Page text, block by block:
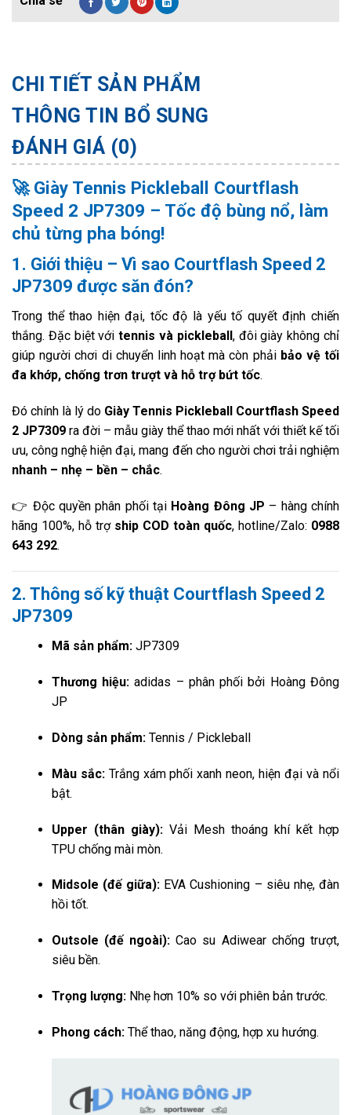
CHI TIẾT SẢN PHẨM
THÔNG TIN BỔ SUNG
ĐÁNH GIÁ (0)
🚀 Giày Tennis Pickleball Courtflash
Speed 2 JP7309 – Tốc độ bùng nổ, làm
chủ từng pha bóng!
1. Giới thiệu – Vì sao Courtflash Speed 2
JP7309 được săn đón?
Trong thể thao hiện đại, tốc độ là yếu tố quyết định chiến
thắng. Đặc biệt vớitennis và pickleball, đôi giày không chỉ
giúp người chơi di chuyển linh hoạt mà còn phải bảo vệ tối
đa khớp, chống trơn trượt và hỗ trợ bứt tốc.
Đó chính là lý do Giày Tennis Pickleball Courtflash Speed
2 JP7309 ra đời – mẫu giày thể thao mới nhất với thiết kế tối
ưu, công nghệ hiện đại, mang đến cho người chơi trải nghiệm
nhanh – nhẹ – bền – chắc.
👉 Độc quyền phân phối tại Hoàng Đông JP – hàng chính
hãng 100%, hỗ trợ ship COD toàn quốc, hotline/Zalo: 0988
643 292.
2. Thông số kỹ thuật Courtflash Speed 2
JP7309
Mã sản phẩm:JP7309
Thương hiệu: adidas – phân phối bởi Hoàng Đông
JP
Dòng sản phẩm:Tennis / Pickleball
Màu sắc:Trắng xám phối xanh neon, hiện đại và nổi
bật.
Upper (thân giày):Vải Mesh thoáng khí kết hợp
TPU chống mài mòn.
Midsole (đế giữa): EVA Cushioning – siêu nhẹ, đàn
hồi tốt.
Outsole (đế ngoài): Cao su Adiwear chống trượt,
siêu bền.
Trọng lượng:Nhẹ hơn 10% so với phiên bản trước.
Phong cách:Thể thao, năng động, hợp xu hướng.